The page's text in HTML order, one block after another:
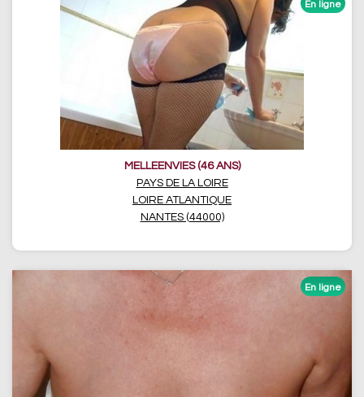
MELLEENVIES (46 ANS)
PAYS DE LA LOIRE
LOIRE ATLANTIQUE
NANTES (44000)